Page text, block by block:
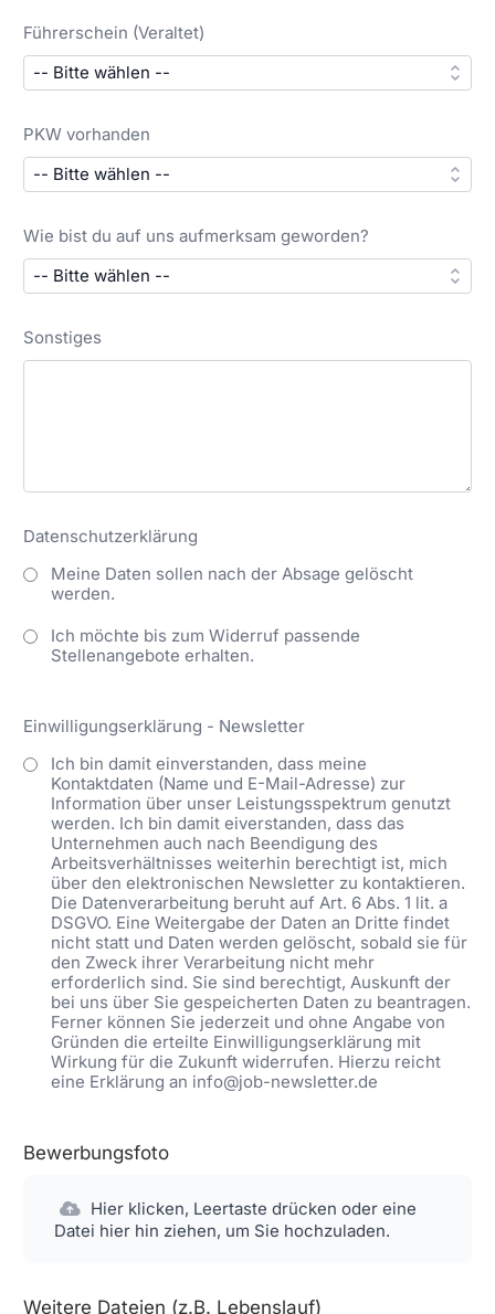
Führerschein (Veraltet)
PKW vorhanden
Wie bist du auf uns aufmerksam geworden?
Sonstiges
Datenschutzerklärung
Meine Daten sollen nach der Absage gelöscht
werden.
Ich möchte bis zum Widerruf passende
Stellenangebote erhalten.
Einwilligungserklärung - Newsletter
Ich bin damit einverstanden, dass meine
Kontaktdaten (Name und E-Mail-Adresse) zur
Information über unser Leistungsspektrum genutzt
werden. Ich bin damit eiverstanden, dass das
Unternehmen auch nach Beendigung des
Arbeitsverhältnisses weiterhin berechtigt ist, mich
über den elektronischen Newsletter zu kontaktieren.
Die Datenverarbeitung beruht auf Art. 6 Abs. 1 lit. a
DSGVO. Eine Weitergabe der Daten an Dritte findet
nicht statt und Daten werden gelöscht, sobald sie für
den Zweck ihrer Verarbeitung nicht mehr
erforderlich sind. Sie sind berechtigt, Auskunft der
bei uns über Sie gespeicherten Daten zu beantragen.
Ferner können Sie jederzeit und ohne Angabe von
Gründen die erteilte Einwilligungserklärung mit
Wirkung für die Zukunft widerrufen. Hierzu reicht
eine Erklärung an info@job-newsletter.de
Bewerbungsfoto
Hier klicken, Leertaste drücken oder eine
Datei hier hin ziehen, um Sie hochzuladen.
Weitere Dateien (z.B. Lebenslauf)